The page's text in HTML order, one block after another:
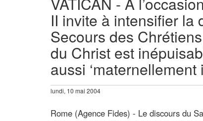
II invite à intensifier la
Secours des
du Christ est
aussi ‘maternellement
lundi, 10 mai 2004
Rome (Agence Fides) - Le discours du